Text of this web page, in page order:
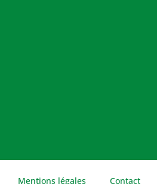
Mentions légales Contact